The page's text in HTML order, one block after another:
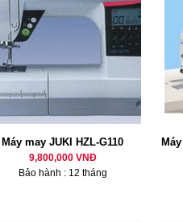
Máy may JUKI HZL-G110
9,800,000 VNĐ
Bảo hành : 12 tháng